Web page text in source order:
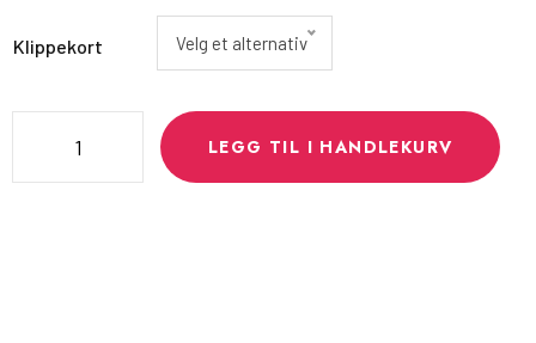
Klippekort Velg et alternativ
LEGG TIL I HANDLEKURV